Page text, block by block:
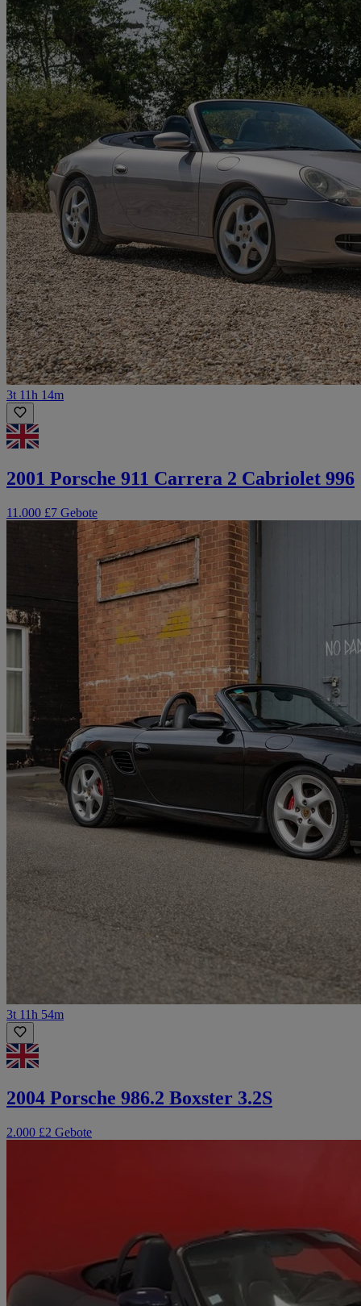
3t 11h 14m
2001 Porsche 911 Carrera 2 Cabriolet 996
11.000 £7 Gebote
3t 11h 54m
2004 Porsche 986.2 Boxster 3.2S
2.000 £2 Gebote